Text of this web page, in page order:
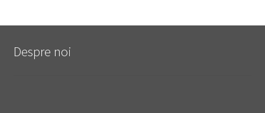
Despre noi